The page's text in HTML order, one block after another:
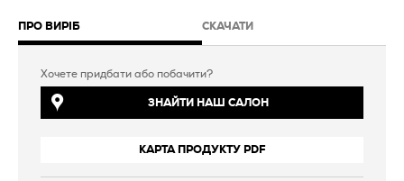
ПРО ВИРІБ СКАЧАТИ
Хочете придбати або побачити?
ЗНАЙТИ НАШ САЛОН
КАРТА ПРОДУКТУ PDF